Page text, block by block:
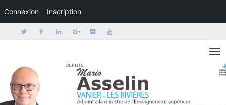
Connexion Inscription
Activer/